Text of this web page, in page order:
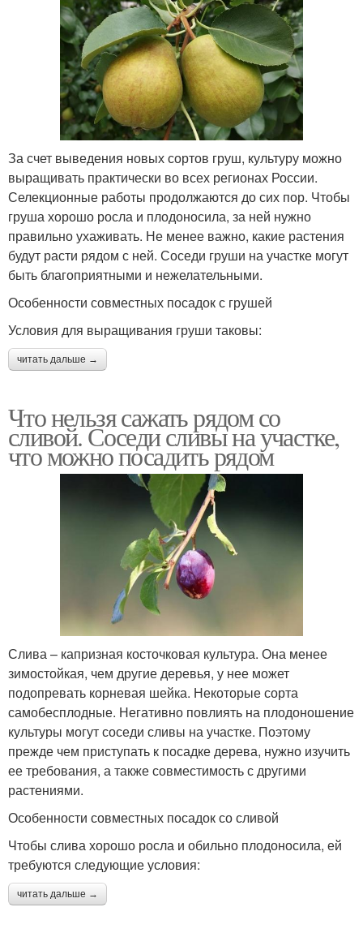
За счет выведения новых сортов груш, культуру можно
выращивать практически во всех регионах России.
Селекционные работы продолжаются до сих пор. Чтобы
груша хорошо росла и плодоносила, за ней нужно
правильно ухаживать. Не менее важно, какие растения
будут расти рядом с ней. Соседи груши на участке могут
быть благоприятными и нежелательными.
Особенности совместных посадок с грушей
Условия для выращивания груши таковы:
читать дальше →
Что нельзя сажать рядом со
сливой. Соседи сливы на участке,
что можно посадить рядом
Слива – капризная косточковая культура. Она менее
зимостойкая, чем другие деревья, у нее может
подопревать корневая шейка. Некоторые сорта
самобесплодные. Негативно повлиять на плодоношение
культуры могут соседи сливы на участке. Поэтому
прежде чем приступать к посадке дерева, нужно изучить
ее требования, а также совместимость с другими
растениями.
Особенности совместных посадок со сливой
Чтобы слива хорошо росла и обильно плодоносила, ей
требуются следующие условия:
читать дальше →